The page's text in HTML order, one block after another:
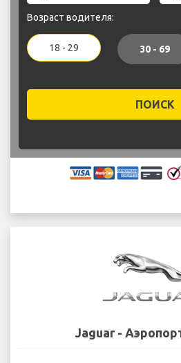
Возраст водителя:
18 - 29 30 - 69
ПОИСК
Jaguar -